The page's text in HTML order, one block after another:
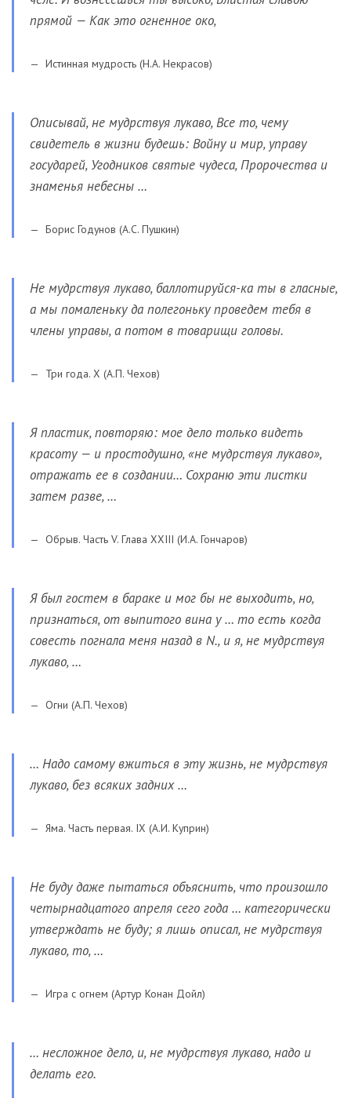
прямой — Как это огненное око,
Истинная мудрость (Н.А. Некрасов)
Описывай, не мудрствуя лукаво, Все то, чему
свидетель в жизни будешь: Войну и мир, управу
государей, Угодников святые чудеса, Пророчества и
знаменья небесны …
Борис Годунов (А.С. Пушкин)
Не мудрствуя лукаво, баллотируйся-ка ты в гласные,
а мы помаленьку да полегоньку проведем тебя в
члены управы, а потом в товарищи головы.
Три года. X (А.П. Чехов)
Я пластик, повторяю: мое дело только видеть
красоту — и простодушно, «не мудрствуя лукаво»,
отражать ее в создании… Сохраню эти листки
затем разве, …
Обрыв. Часть V. Глава XXIII (И.А. Гончаров)
Я был гостем в бараке и мог бы не выходить, но,
признаться, от выпитого вина у … то есть когда
совесть погнала меня назад в N., и я, не мудрствуя
лукаво, …
Огни (А.П. Чехов)
… Надо самому вжиться в эту жизнь, не мудрствуя
лукаво, без всяких задних …
Яма. Часть первая. IX (А.И. Куприн)
Не буду даже пытаться объяснить, что произошло
четырнадцатого апреля сего года … категорически
утверждать не буду; я лишь описал, не мудрствуя
лукаво, то, …
Игра с огнем (Артур Конан Дойл)
… несложное дело, и, не мудрствуя лукаво, надо и
делать его.